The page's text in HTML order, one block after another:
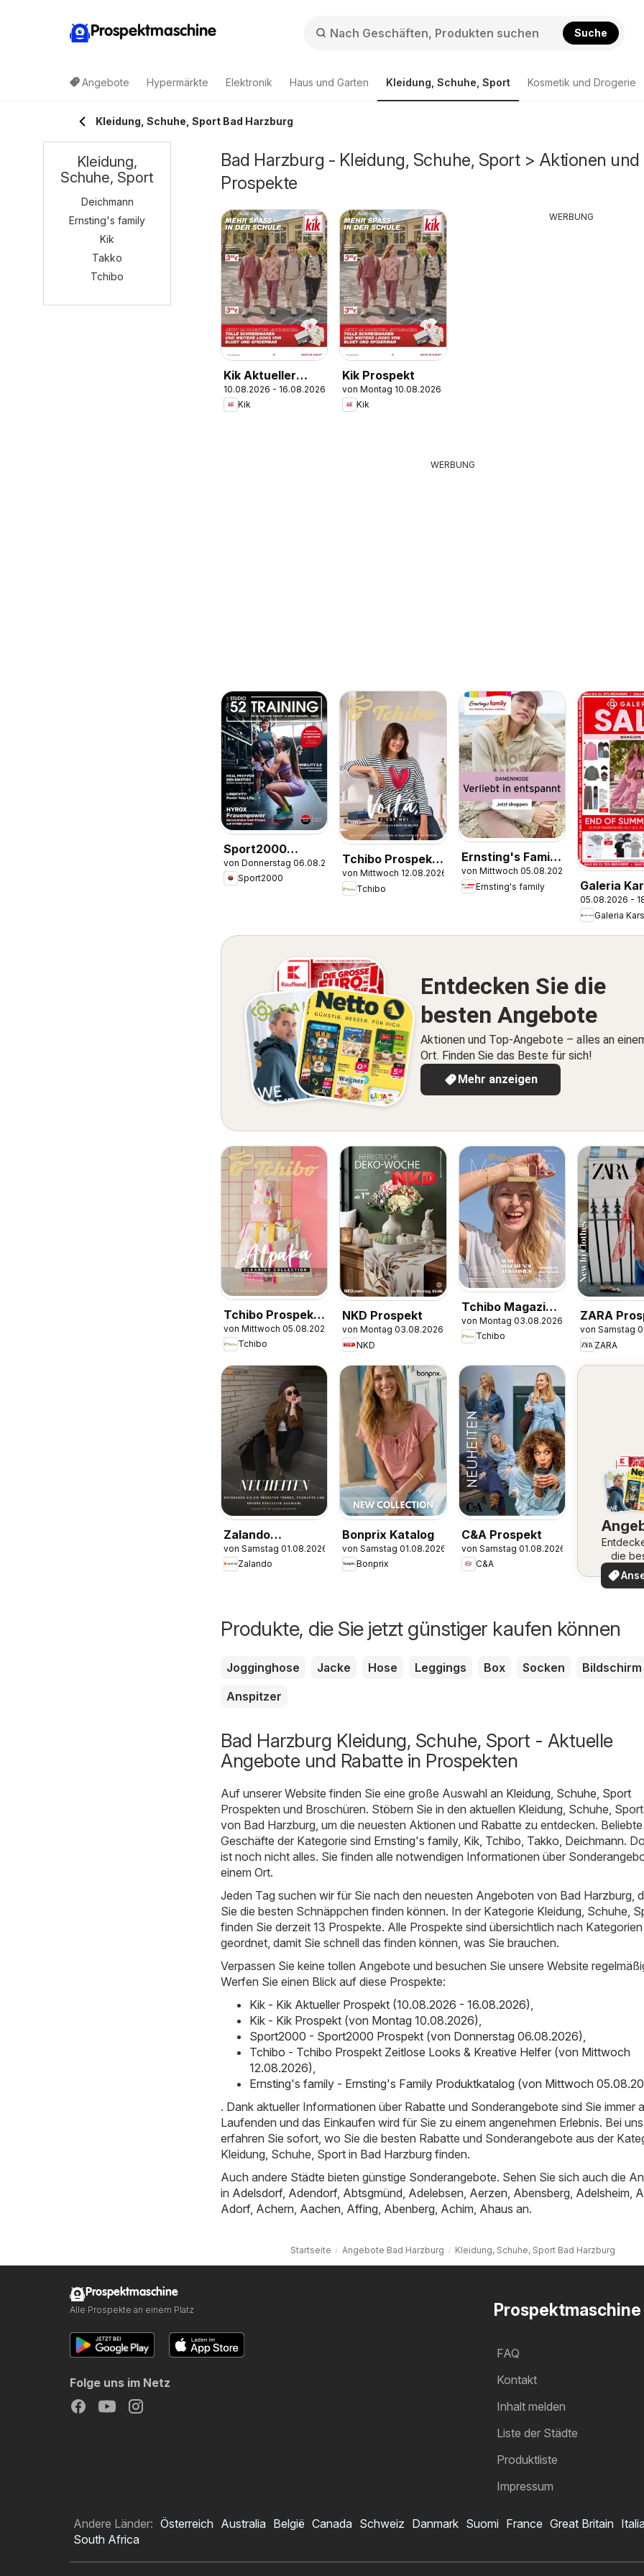
Prospektmaschine Suche
Angebote Hypermärkte Elektronik Haus und Garten Kleidung, Schuhe, Sport Kosmetik und Drogerie
Kleidung, Schuhe, Sport Bad Harzburg
Bad Harzburg - Kleidung, Schuhe, Sport > Aktionen und
Prospekte
Kik Aktueller
Prospekt
10.08.2026 - 16.08.2026
Kik
Kik Prospekt
von Montag 10.08.2026
Kik
WERBUNG
WERBUNG
Sport2000
Prospekt
von Donnerstag 06.08.2026
Sport2000
Tchibo Prospekt
Zeitlose Looks &
Kreative Helfer
von Mittwoch 12.08.2026
Tchibo
Ernsting's Family
Produktkatalog
von Mittwoch 05.08.2026
Ernsting's family
Galeria
Kaufhof
Prospekt
05.08.2026 -
Entdecken Sie die
besten Angebote
Aktionen und Top-Angebote – alles an
Ort. Finden Sie das Beste für sich!
Mehr anzeigen
Tchibo Prospekt
Alpaka cleaning
collection
von Mittwoch 05.08.2026
Tchibo
NKD Prospekt
von Montag 03.08.2026
NKD
Tchibo Magazin
Momente
von Montag 03.08.2026
Tchibo
ZARA
von Samstag
ZARA
Zalando
Prospekt
von Samstag 01.08.2026
Zalando
Bonprix Katalog
von Samstag 01.08.2026
Bonprix
C&A Prospekt
von Samstag 01.08.2026
C&A
die
Produkte, die Sie jetzt günstiger kaufen können
Jogginghose Jacke Hose Leggings Box Socken
Bildschirm
Anspitzer
Bad Harzburg Kleidung, Schuhe, Sport - Aktuelle
Angebote und Rabatte in Prospekten
Auf unserer Website finden Sie eine große Auswahl an Kleidung, Schuhe, Sport
Prospekten und Broschüren. Stöbern Sie in den aktuellen Kleidung, Schuhe,
von Bad Harzburg, um die neuesten Aktionen und Rabatte zu entdecken. Beliebte
Geschäfte der Kategorie sind Ernsting's family, Kik Tchibo Takko Deichmann.
ist noch nicht alles. Sie finden alle notwendigen Informationen über
einem Ort.
Jeden Tag suchen wir für Sie nach den neuesten Angeboten von Bad Harzburg,
Sie die besten Schnäppchen finden können. In der Kategorie Kleidung, Schuhe,
finden Sie derzeit 13 Prospekte. Alle Prospekte sind übersichtlich nach Kategorien
geordnet, damit Sie schnell das finden können, was Sie brauchen.
Verpassen Sie keine tollen Angebote und besuchen Sie unsere Website
Werfen Sie einen Blick auf diese Prospekte:
Kik - Kik Aktueller Prospekt (10.08.2026 - 16.08.2026)
Kik - Kik Prospekt (von Montag 10.08.2026)
Sport2000 - Sport2000 Prospekt (von Donnerstag 06.08.2026)
Tchibo - Tchibo Prospekt Zeitlose Looks & Kreative Helfer (von Mittwoch
12.08.2026)
Ernsting's family - Ernsting's Family Produktkatalog (von Mittwoch
. Dank aktueller Informationen über Rabatte und Sonderangebote sind Sie immer
Laufenden und das Einkaufen wird für Sie zu einem angenehmen Erlebnis. Bei uns
erfahren Sie sofort, wo Sie die besten Rabatte und Sonderangebote aus der
Kleidung, Schuhe, Sport in Bad Harzburg finden.
Auch andere Städte bieten günstige Sonderangebote. Sehen Sie sich auch die
in Adelsdorf, Adendorf, Abtsgmünd Adelebsen Aerzen Abensberg Adelsheim
Adorf, Achern Aachen Affing Abenberg Achim Ahaus an.
Startseite Angebote Bad Harzburg Kleidung, Schuhe, Sport Bad Harzburg
Kleidung,
Schuhe, Sport
Deichmann
Ernsting's family
Kik
Takko
Tchibo
Prospektmaschine
FAQ
Kontakt
Inhalt melden
Liste der Städte
Produktliste
Impressum
Prospektmaschine
Alle Prospekte an einem Platz
Folge uns im Netz
Andere Länder: Österreich Australia België Canada Schweiz Danmark Suomi France Great Britain
South Africa